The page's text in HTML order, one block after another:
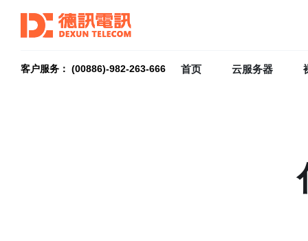
客户服务： (00886)-982-263-666 首页 云服务器